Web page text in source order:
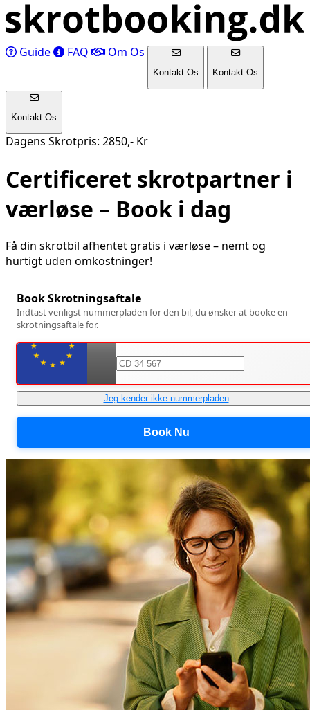
Guide FAQ Om Os
Kontakt Os Kontakt Os
Kontakt Os
Dagens Skrotpris: 2850,- Kr
Certificeret skrotpartner i
værløse – Book i dag
Få din skrotbil afhentet gratis i værløse– nemt og
hurtigt uden omkostninger!
Book Skrotningsaftale
Indtast venligst nummerpladen for den bil, du ønsker at booke en
skrotningsaftale for.
Jeg kender ikke nummerpladen
Book Nu